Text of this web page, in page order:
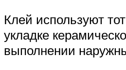
Клей используют
укладке
выполнении